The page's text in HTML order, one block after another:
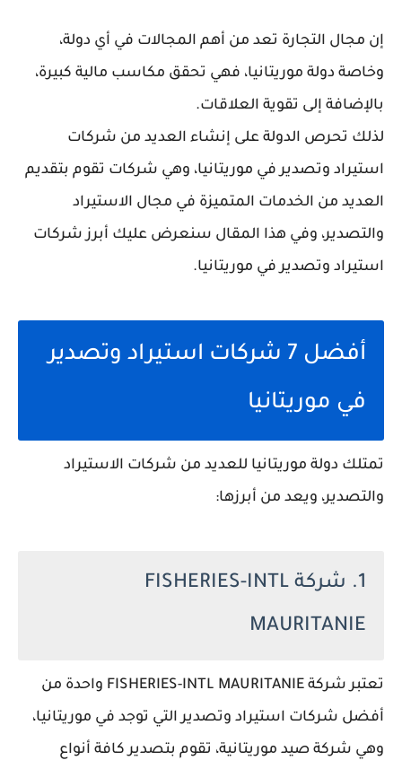
إن مجال التجارة تعد من أهم المجالات في أي دولة،
وخاصة دولة موريتانيا، فهي تحقق مكاسب مالية كبيرة،
بالإضافة إلى تقوية العلاقات.
لذلك تحرص الدولة على إنشاء العديد من شركات
استيراد وتصدير في موريتانيا، وهي شركات تقوم بتقديم
العديد من الخدمات المتميزة في مجال الاستيراد
والتصدير، وفي هذا المقال سنعرض عليك أبرز شركات
استيراد وتصدير في موريتانيا.
أفضل 7 شركات استيراد وتصدير
في موريتانيا
تمتلك دولة موريتانيا للعديد من شركات الاستيراد
والتصدير، ويعد من أبرزها:
1. شركة FISHERIES-INTL
MAURITANIE
تعتبر شركة FISHERIES-INTL MAURITANIE واحدة من
أفضل شركات استيراد وتصدير التي توجد في موريتانيا،
وهي شركة صيد موريتانية، تقوم بتصدير كافة أنواع